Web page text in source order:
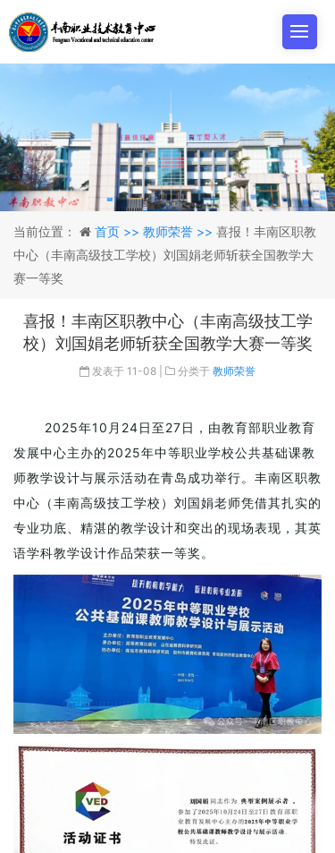
当前位置： 首页 >> 教师荣誉 >> 喜报！丰南区职教
中心（丰南高级技工学校）刘国娟老师斩获全国教学大
赛一等奖
喜报！丰南区职教中心（丰南高级技工学
校）刘国娟老师斩获全国教学大赛一等奖
发表于 11-08 分类于 教师荣誉
2025年10月24日至27日，由教育部职业教育
发展中心主办的2025年中等职业学校公共基础课教
师教学设计与展示活动在青岛成功举行。丰南区职教
中心（丰南高级技工学校）刘国娟老师凭借其扎实的
专业功底、精湛的教学设计和突出的现场表现，其英
语学科教学设计作品荣获一等奖。